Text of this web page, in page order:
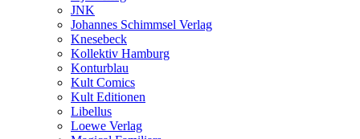
JNK
Johannes Schimmsel Verlag
Knesebeck
Kollektiv Hamburg
Konturblau
Kult Comics
Kult Editionen
Libellus
Loewe Verlag